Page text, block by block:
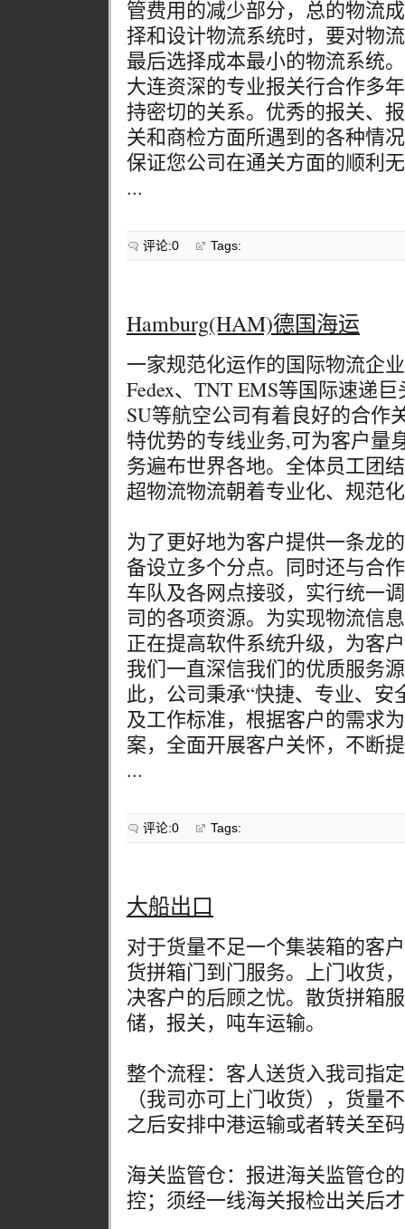
管费用的减少部分，总的物流
择和设计物流系统时，要对物
最后选择成本最小的物流系统
大连资深的专业报关行合作多
持密切的关系。优秀的报关、
关和商检方面所遇到的各种情
保证您公司在通关方面的顺利
...
评论:0 Tags:
Hamburg(HAM)德国海运
一家规范化运作的国际物流企
Fedex、TNT EMS等国际速递
SU等航空公司有着良好的合作
特优势的专线业务,可为客户量
务遍布世界各地。全体员工团
超物流物流朝着专业化、规范
为了更好地为客户提供一条龙
备设立多个分点。同时还与合
车队及各网点接驳，实行统一
司的各项资源。为实现物流信
正在提高软件系统升级，为客
我们一直深信我们的优质服务
此，公司秉承“快捷、专业、安
及工作标准，根据客户的需求
案，全面开展客户关怀，不断
...
评论:0 Tags:
大船出口
对于货量不足一个集装箱的客
货拼箱门到门服务。上门收货
决客户的后顾之忧。散货拼箱
储，报关，吨车运输。
整个流程：客人送货入我司指
（我司亦可上门收货），货量
之后安排中港运输或者转关至
海关监管仓：报进海关监管仓
控；须经一线海关报检出关后